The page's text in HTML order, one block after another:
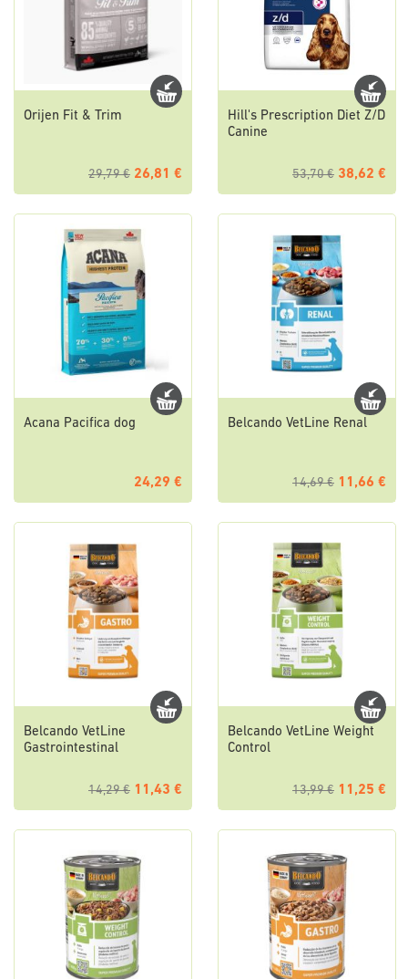
Orijen Fit & Trim
29,79 € 26,81 €
Hill's Prescription Diet Z/D
Canine
53,70 € 38,62 €
Acana Pacifica dog
24,29 €
Belcando VetLine Renal
14,69 € 11,66 €
Belcando VetLine
Gastrointestinal
14,29 € 11,43 €
Belcando VetLine Weight
Control
13,99 € 11,25 €